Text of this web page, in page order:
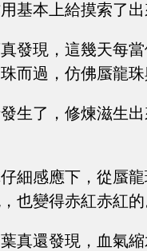
基本上給摸索了
發現，這幾天每
而過，仿佛蜃龍
生了，修煉滋生
細感應下，從蜃
也變得赤紅赤紅
真還發現，血氣